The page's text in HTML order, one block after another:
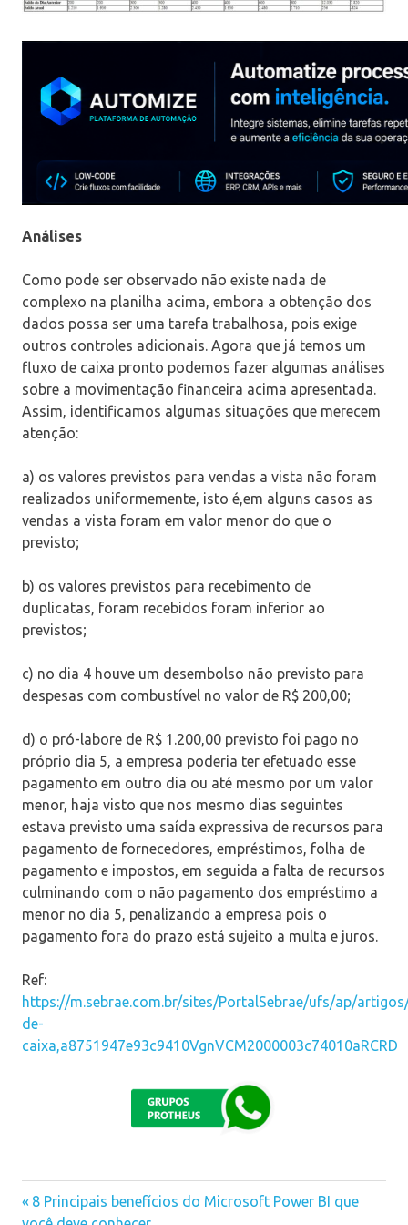
Análises
Como pode ser observado não existe nada de
complexo na planilha acima, embora a obtenção dos
dados possa ser uma tarefa trabalhosa, pois exige
outros controles adicionais. Agora que já temos um
fluxo de caixa pronto podemos fazer algumas análises
sobre a movimentação financeira acima apresentada.
Assim, identificamos algumas situações que merecem
atenção:
a) os valores previstos para vendas a vista não foram
realizados uniformemente, isto é,em alguns casos as
vendas a vista foram em valor menor do que o
previsto;
b) os valores previstos para recebimento de
duplicatas, foram recebidos foram inferior ao
previstos;
c) no dia 4 houve um desembolso não previsto para
despesas com combustível no valor de R$ 200,00;
d) o pró-labore de R$ 1.200,00 previsto foi pago no
próprio dia 5, a empresa poderia ter efetuado esse
pagamento em outro dia ou até mesmo por um valor
menor, haja visto que nos mesmo dias seguintes
estava previsto uma saída expressiva de recursos para
pagamento de fornecedores, empréstimos, folha de
pagamento e impostos, em seguida a falta de recursos
culminando com o não pagamento dos empréstimo a
menor no dia 5, penalizando a empresa pois o
pagamento fora do prazo está sujeito a multa e juros.
Ref:
https://m.sebrae.com.br/sites/PortalSebrae/ufs/ap/
de-
caixa,a8751947e93c9410VgnVCM2000003c74010aRCRD
Previous
8 Principais benefícios do Microsoft Power BI que